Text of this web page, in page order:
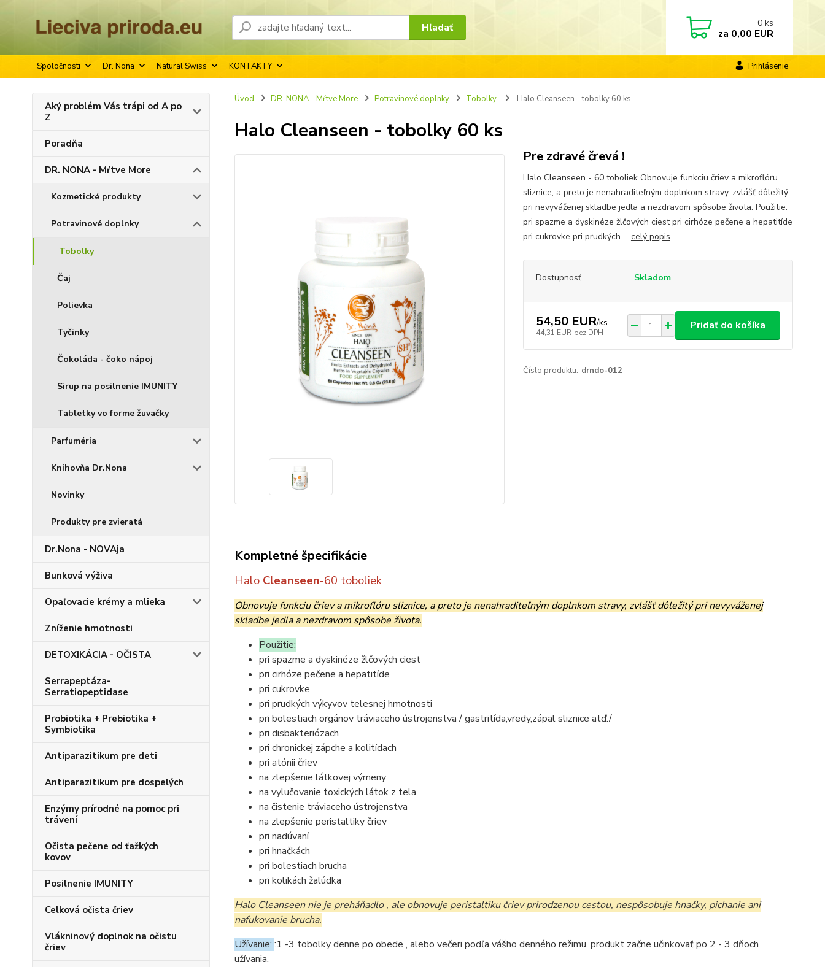
Spoločnosti Dr. Nona Natural Swiss KONTAKTY Prihlásenie
Hľadať 0 ks
za 0,00 EUR
Aký problém Vás trápi od A po
Z
Poradňa
DR. NONA - Mŕtve More
Kozmetické produkty
Potravinové doplnky
Tobolky
Čaj
Polievka
Tyčinky
Čokoláda - čoko nápoj
Sirup na posilnenie IMUNITY
Tabletky vo forme žuvačky
Parfuméria
Knihovňa Dr.Nona
Novinky
Produkty pre zvieratá
Dr.Nona - NOVAja
Bunková výživa
Opaľovacie krémy a mlieka
Zníženie hmotnosti
DETOXIKÁCIA - OČISTA
Serrapeptáza-
Serratiopeptidase
Probiotika + Prebiotika +
Symbiotika
Antiparazitikum pre deti
Antiparazitikum pre dospelých
Enzýmy prírodné na pomoc pri
trávení
Očista pečene od ťažkých
kovov
Posilnenie IMUNITY
Celková očista čriev
Vlákninový doplnok na očistu
čriev
Úvod DR. NONA - Mŕtve More Potravinové doplnky Tobolky Halo Cleanseen - tobolky 60 ks
Halo Cleanseen - tobolky 60 ks
Pre zdravé črevá !
Halo Cleanseen - 60 toboliek Obnovuje funkciu čriev a mikroflóru
sliznice, a preto je nenahraditeľným doplnkom stravy, zvlášť dôležitý
pri nevyváženej skladbe jedla a nezdravom spôsobe života. Použitie:
pri spazme a dyskinéze žlčových ciest pri cirhóze pečene a hepatitíde
pri cukrovke pri prudkých ... celý popis
Dostupnosť Skladom
54,50 EUR/ks
44,31 EUR bez DPH
Pridať do košíka
Číslo produktu: drndo-012
Kompletné špecifikácie
Halo Cleanseen-60 toboliek
Obnovuje funkciu čriev a mikroflóru sliznice, a preto je nenahraditeľným doplnkom stravy, zvlášť dôležitý pri nevyváženej
skladbe jedla a nezdravom spôsobe života.
Použitie:
pri spazme a dyskinéze žlčových ciest
pri cirhóze pečene a hepatitíde
pri cukrovke
pri prudkých výkyvov telesnej hmotnosti
pri bolestiach orgánov tráviaceho ústrojenstva / gastritída,vredy,zápal sliznice atď./
pri disbakteriózach
pri chronickej zápche a kolitídach
pri atónii čriev
na zlepšenie látkovej výmeny
na vylučovanie toxických látok z tela
na čistenie tráviaceho ústrojenstva
na zlepšenie peristaltiky čriev
pri nadúvaní
pri hnačkách
pri bolestiach brucha
pri kolikách žalúdka
Halo Cleanseen nie je preháňadlo , ale obnovuje peristaltiku čriev prirodzenou cestou, nespôsobuje hnačky, pichanie ani
nafukovanie brucha.
Užívanie: :1 -3 tobolky denne po obede , alebo večeri podľa vášho denného režimu. produkt začne učinkovať po 2 - 3 dňoch
užívania.